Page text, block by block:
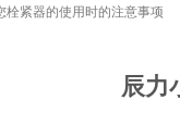
栓紧器的使用时的注意事项
辰力